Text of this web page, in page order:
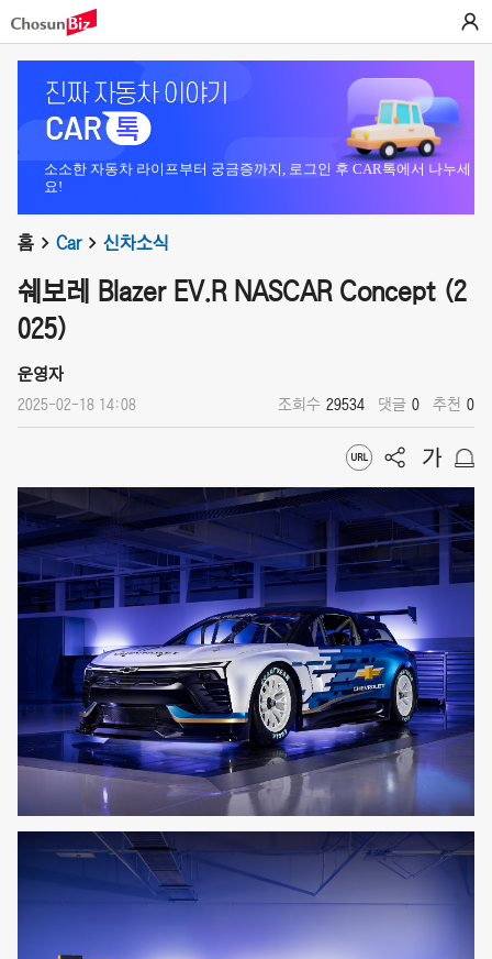
소소한 자동차 라이프부터 궁금증까지, 로그인 후 CAR톡에서 나누세
요!
홈 Car 신차소식
쉐보레 Blazer EV.R NASCAR Concept (2
025)
운영자
2025-02-18 14:08 조회수 29534 댓글 0 추천 0